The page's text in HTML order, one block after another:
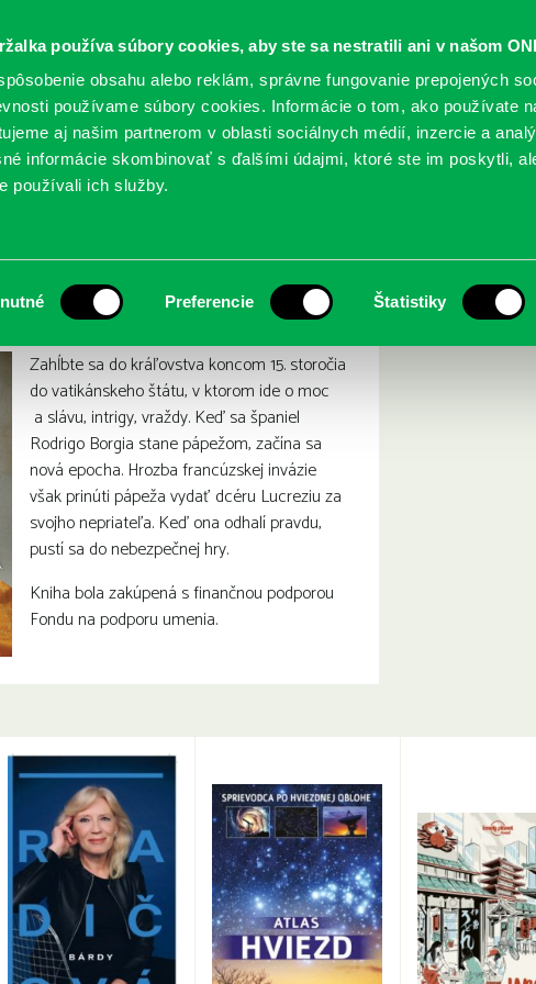
používa súbory cookies, aby ste sa nestratili ani v našom
obsahu alebo reklám, správne fungovanie prepojených
používame súbory cookies. Informácie o tom, ako používate
aj našim partnerom v oblasti sociálnych médií, inzercie a
informácie skombinovať s ďalšími údajmi, ktoré ste im poskytli,
používali ich služby.
Preferencie Štatistiky
KATALÓGY SLUŽBY PODUJATIA
Vatikánska princezná .
Zahĺbte sa do kráľovstva koncom 15. storočia
do vatikánskeho štátu, v ktorom ide o moc
a slávu, intrigy, vraždy. Keď sa španiel
Rodrigo Borgia stane pápežom, začína sa
nová epocha. Hrozba francúzskej invázie
však prinúti pápeža vydať dcéru Lucreziu za
svojho nepriateľa. Keď ona odhalí pravdu,
pustí sa do nebezpečnej hry.
Kniha bola zakúpená s finančnou podporou
Fondu na podporu umenia.